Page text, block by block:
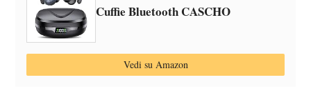
Cuffie Bluetooth CASCHO
Vedi su Amazon